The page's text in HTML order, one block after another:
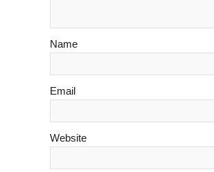
Name
Email
Website